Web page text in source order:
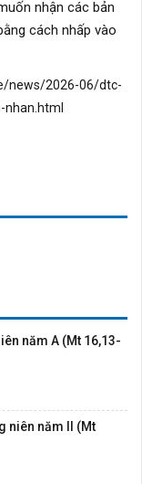
nhận các bản
cách nhấp vào
news/2026-06/dtc-
năm A (Mt 16,13-
niên năm II (Mt